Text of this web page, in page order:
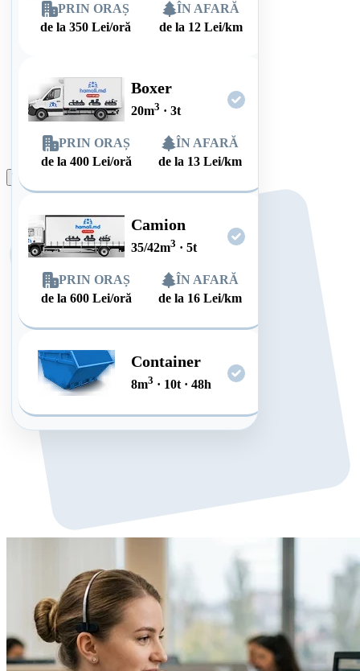
PRIN ORAȘ
de la 350 Lei/oră
ÎN AFARĂ
de la 12 Lei/km
Boxer
20m3 · 3t
PRIN ORAȘ
de la400 Lei/oră
ÎN AFARĂ
de la 13 Lei/km
Camion
35/42m3 · 5t
PRIN ORAȘ
de la600 Lei/oră
ÎN AFARĂ
de la 16 Lei/km
Container
8m3 · 10t · 48h
Plasează comanda